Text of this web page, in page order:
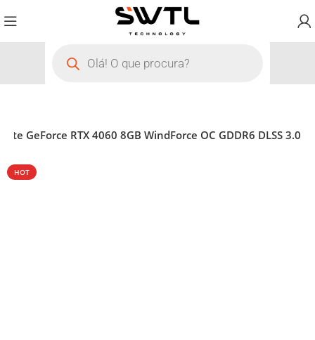
GeForce RTX 4060 8GB WindForce OC GDDR6 DLSS 3.0
HOT